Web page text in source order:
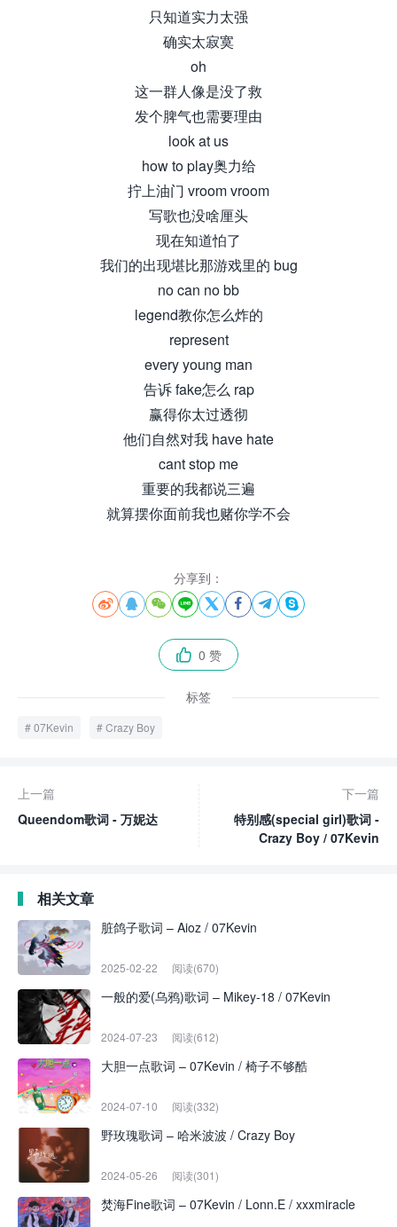
只知道实力太强
确实太寂寞
oh
这一群人像是没了救
发个脾气也需要理由
look at us
how to play奥力给
拧上油门 vroom vroom
写歌也没啥厘头
现在知道怕了
我们的出现堪比那游戏里的 bug
no can no bb
legend教你怎么炸的
represent
every young man
告诉 fake怎么 rap
赢得你太过透彻
他们自然对我 have hate
cant stop me
重要的我都说三遍
就算摆你面前我也赌你学不会
分享到：
       
 0 赞
标签
07Kevin Crazy Boy
上一篇
Queendom歌词 - 万妮达
下一篇
特别感(special girl)歌词 -
Crazy Boy / 07Kevin
相关文章
脏鸽子歌词 – Aioz / 07Kevin
2025-02-22 阅读(670)
一般的爱(乌鸦)歌词 – Mikey-18 / 07Kevin
2024-07-23 阅读(612)
大胆一点歌词 – 07Kevin / 椅子不够酷
2024-07-10 阅读(332)
野玫瑰歌词 – 哈米波波 / Crazy Boy
2024-05-26 阅读(301)
焚海Fine歌词 – 07Kevin / Lonn.E / xxxmiracle